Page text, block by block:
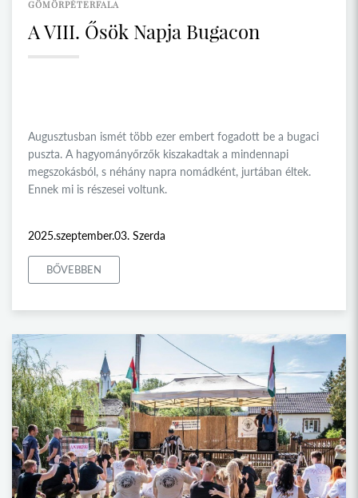
GÖMÖRPÉTERFALA
A VIII. Ősök Napja Bugacon
Augusztusban ismét több ezer embert fogadott be a bugaci
puszta. A hagyományőrzők kiszakadtak a mindennapi
megszokásból, s néhány napra nomádként, jurtában éltek.
Ennek mi is részesei voltunk.
2025.szeptember.03. Szerda
BŐVEBBEN